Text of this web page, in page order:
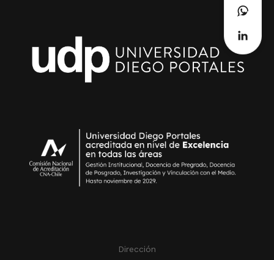
Dirección